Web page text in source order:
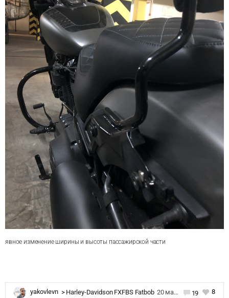
явное изменение ширины и высоты пассажирской части
yakovlevn > Harley-Davidson FXFBS Fatbob 20 мая 2019 в 07:40 19 8